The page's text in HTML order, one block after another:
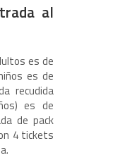
al
es de
es de
recudida
es de
de pack
4 tickets